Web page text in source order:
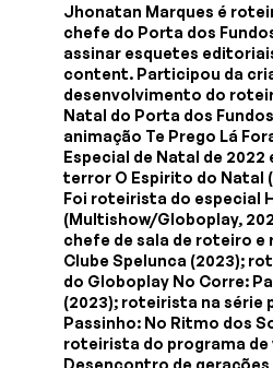
Jhonatan Marques é
chefe do Porta dos
assinar esquetes
content. Participou da
desenvolvimento do
Natal do Porta dos Fundos
animação Te Prego Lá
Especial de Natal de 2022
terror O Espirito do Natal
Foi roteirista do especial
(Multishow/Globoplay,
chefe de sala de roteiro
Clube Spelunca (2023);
do Globoplay No Corre:
(2023); roteirista na série
Passinho: No Ritmo dos
roteirista do programa de
Desencontro de